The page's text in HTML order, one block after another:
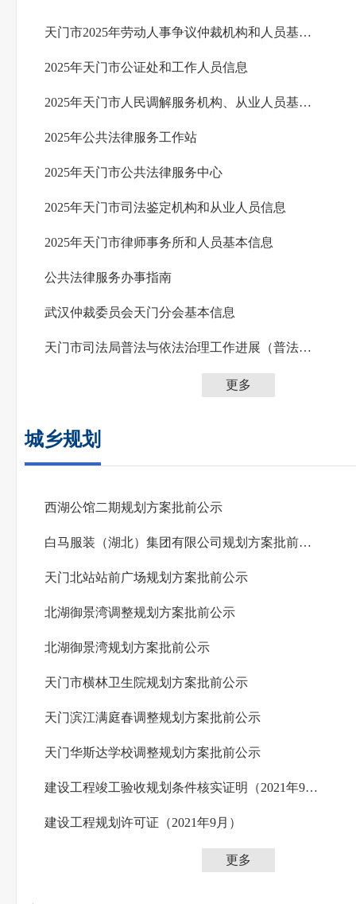
天门市2025年劳动人事争议仲裁机构和人员基本信息表
2025年天门市公证处和工作人员信息
2025年天门市人民调解服务机构、从业人员基本信息和信用信息
2025年公共法律服务工作站
2025年天门市公共法律服务中心
2025年天门市司法鉴定机构和从业人员信息
2025年天门市律师事务所和人员基本信息
公共法律服务办事指南
武汉仲裁委员会天门分会基本信息
天门市司法局普法与依法治理工作进展（普法讲师团、法治文化阵地、法治文化作品、表彰奖...
更多
城乡规划
西湖公馆二期规划方案批前公示
白马服装（湖北）集团有限公司规划方案批前公示
天门北站站前广场规划方案批前公示
北湖御景湾调整规划方案批前公示
北湖御景湾规划方案批前公示
天门市横林卫生院规划方案批前公示
天门滨江满庭春调整规划方案批前公示
天门华斯达学校调整规划方案批前公示
建设工程竣工验收规划条件核实证明（2021年9月）
建设工程规划许可证（2021年9月）
更多